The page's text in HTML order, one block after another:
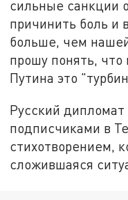
сильные санкции
причинить боль и
больше, чем
прошу понять,
Путина это
Русский дипломат
подписчиками в
стихотворением,
сложившаяся